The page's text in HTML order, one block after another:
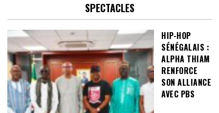
SPECTACLES
HIP-HOP
SÉNÉGALAIS :
ALPHA THIAM
RENFORCE
SON ALLIANCE
AVEC PBS